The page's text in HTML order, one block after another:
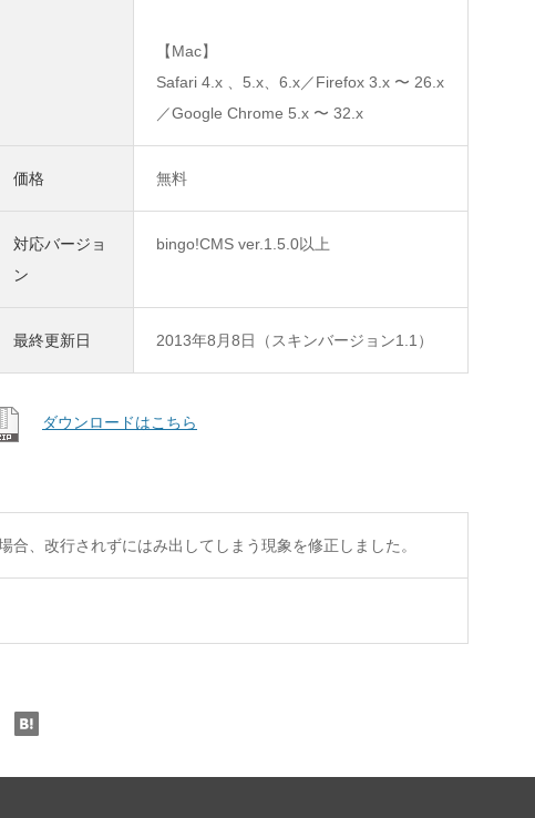
【Mac】
Safari 4.x 、5.x、6.x／Firefox 3.x 〜 26.x
／Google Chrome 5.x 〜 32.x
価格 無料
対応バージョ
ン
bingo!CMS ver.1.5.0以上
最終更新日 2013年8月8日（スキンバージョン1.1）
ダウンロードはこちら
、改行されずにはみ出してしまう現象を修正しました。